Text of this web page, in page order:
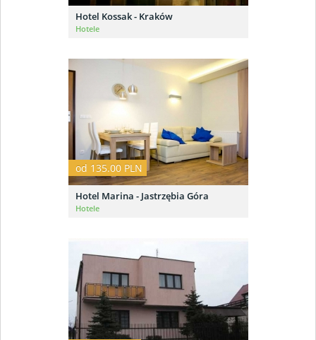
Hotel Kossak - Kraków
Hotele
od 135.00 PLN
Hotel Marina - Jastrzębia Góra
Hotele